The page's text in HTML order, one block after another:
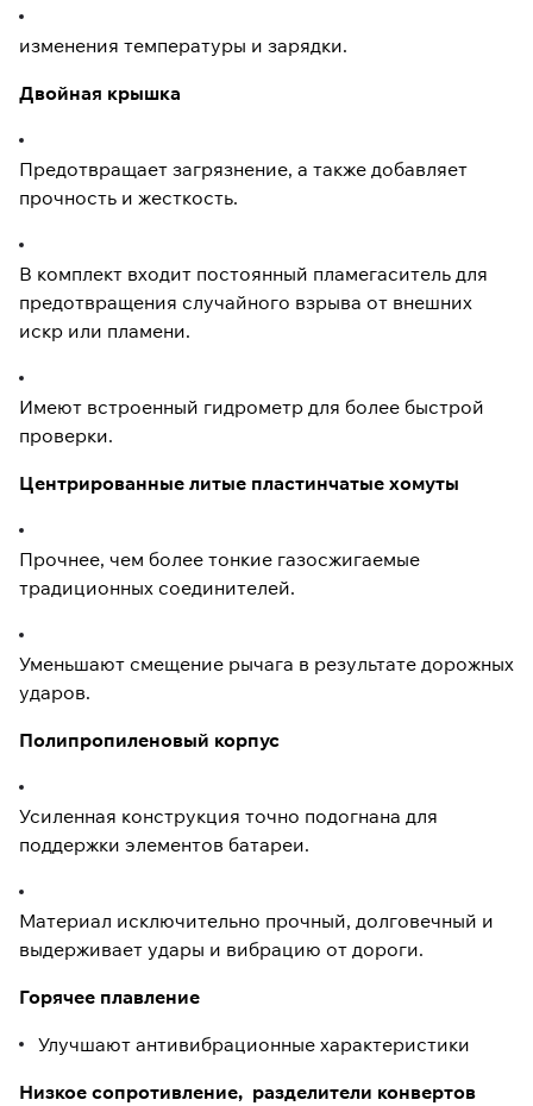
изменения температуры и зарядки.
Двойная крышка
Предотвращает загрязнение, а также добавляет
прочность и жесткость.
В комплект входит постоянный пламегаситель для
предотвращения случайного взрыва от внешних
искр или пламени.
Имеют встроенный гидрометр для более быстрой
проверки.
Центрированные литые пластинчатые хомуты
Прочнее, чем более тонкие газосжигаемые
традиционных соединителей.
Уменьшают смещение рычага в результате дорожных
ударов.
Полипропиленовый корпус
Усиленная конструкция точно подогнана для
поддержки элементов батареи.
Материал исключительно прочный, долговечный и
выдерживает удары и вибрацию от дороги.
Горячее плавление
Улучшают антивибрационные характеристики
Низкое сопротивление, разделители конвертов